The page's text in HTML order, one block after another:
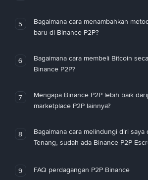
5
Bagaimana cara menambahkan
baru di Binance P2P?
6
Bagaimana cara membeli Bitcoin
Binance P2P?
7
Mengapa Binance P2P lebih baik
marketplace P2P lainnya?
8
Bagaimana cara melindungi diri saya
Tenang, sudah ada Binance P2P
9 FAQ perdagangan P2P Binance